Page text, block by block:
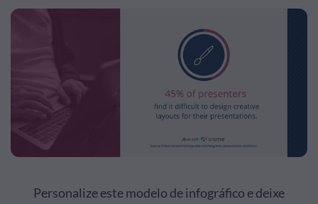
Personalize este modelo de infográfico e deixe